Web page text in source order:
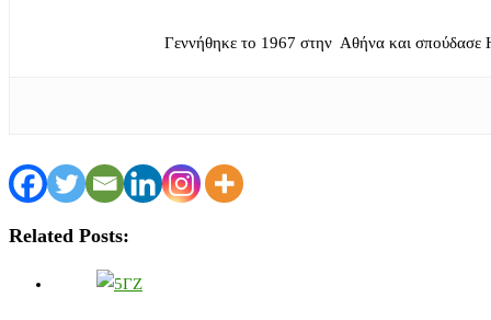
Γεννήθηκε το 1967 στην Αθήνα και σπούδασε
Related Posts: